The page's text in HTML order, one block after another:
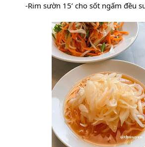
-Rim sườn 15’ cho sốt ngấm đều